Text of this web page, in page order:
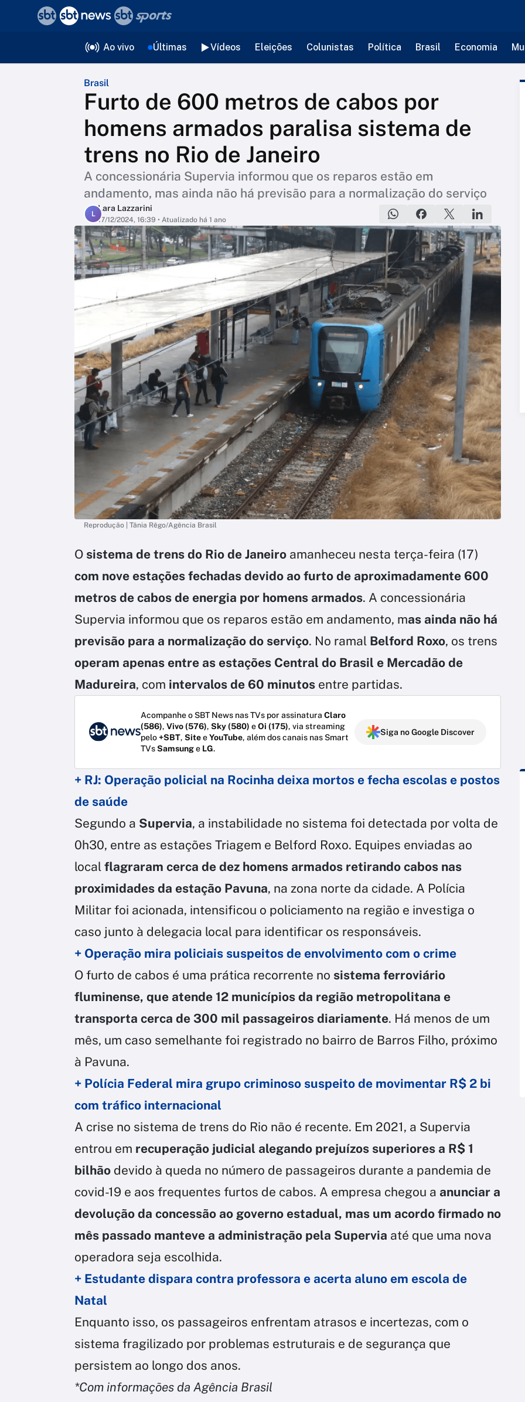
Ao vivo Últimas Vídeos Eleições Colunistas Política Brasil Economia
Brasil
Furto de 600 metros de cabos por
homens armados paralisa sistema de
trens no Rio de Janeiro
A concessionária Supervia informou que os reparos estão em
andamento, mas ainda não há previsão para a normalização do serviço
L
Lara Lazzarini
17/12/2024, 16:39 • Atualizado há 1 ano
Reprodução | Tânia Rêgo/Agência Brasil
O sistema de trens do Rio de Janeiro amanheceu nesta terça-feira (17)
com nove estações fechadas devido ao furto de aproximadamente 600
metros de cabos de energia por homens armados. A concessionária
Supervia informou que os reparos estão em andamento, mas ainda não há
previsão para a normalização do serviço. No ramal Belford Roxo, os trens
operam apenas entre as estações Central do Brasil e Mercadão de
Madureira, com intervalos de 60 minutos entre partidas.
Acompanhe o SBT News nas TVs por assinatura Claro
(586), Vivo (576), Sky (580) eOi (175), via streaming
pelo+SBT, SiteeYouTube, além dos canais nas Smart
TVsSamsunge LG.
Siga no Google Discover
+ RJ: Operação policial na Rocinha deixa mortos e fecha escolas e postos
de saúde
Segundo a Supervia, a instabilidade no sistema foi detectada por volta de
0h30, entre as estações Triagem e Belford Roxo. Equipes enviadas ao
local flagraram cerca de dez homens armados retirando cabos nas
proximidades da estação Pavuna, na zona norte da cidade. A Polícia
Militar foi acionada, intensificou o policiamento na região e investiga o
caso junto à delegacia local para identificar os responsáveis.
+ Operação mira policiais suspeitos de envolvimento com o crime
O furto de cabos é uma prática recorrente no sistema ferroviário
fluminense, que atende 12 municípios da região metropolitana e
transporta cerca de 300 mil passageiros diariamente. Há menos de um
mês, um caso semelhante foi registrado no bairro de Barros Filho, próximo
à Pavuna.
+ Polícia Federal mira grupo criminoso suspeito de movimentar R$ 2 bi
com tráfico internacional
A crise no sistema de trens do Rio não é recente. Em 2021, a Supervia
entrou em recuperação judicial alegando prejuízos superiores a R$ 1
bilhão devido à queda no número de passageiros durante a pandemia de
covid-19 e aos frequentes furtos de cabos. A empresa chegou a anunciar a
devolução da concessão ao governo estadual, mas um acordo firmado no
mês passado manteve a administração pela Supervia até que uma nova
operadora seja escolhida.
+ Estudante dispara contra professora e acerta aluno em escola de
Natal
Enquanto isso, os passageiros enfrentam atrasos e incertezas, com o
sistema fragilizado por problemas estruturais e de segurança que
persistem ao longo dos anos.
*Com informações da Agência Brasil
voltar
Editorias